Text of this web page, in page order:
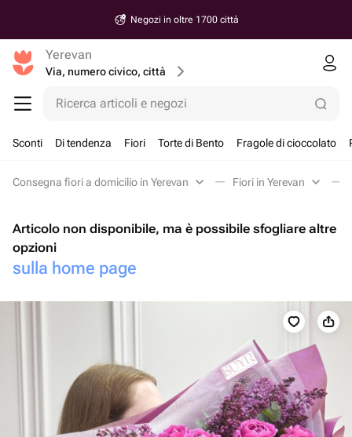
Negozi in oltre 1700 città
Yerevan
Via, numero civico, città
Ricerca articoli e negozi
Sconti Di tendenza Fiori Torte di Bento Fragole di cioccolato
Consegna fiori a domicilio in Yerevan Fiori in Yerevan
Articolo non disponibile, ma è possibile sfogliare altre
opzioni
sulla home page